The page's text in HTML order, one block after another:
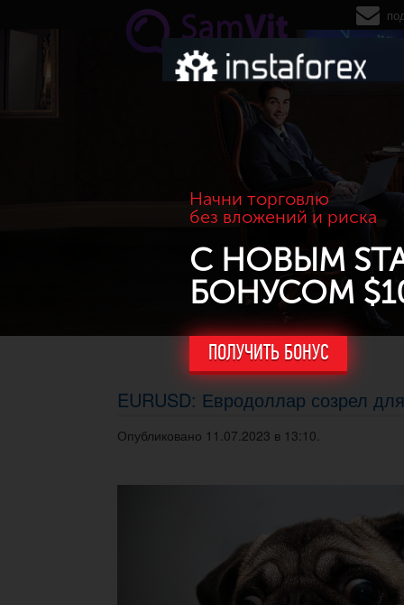
Перейти к основному содержанию
Начни торговлю
без вложений и риска
С НОВЫМ
БОНУСОМ
ПОЛУЧИТЬ БОНУС
EURUSD: Евродоллар созрел
Опубликовано 11.07.2023 в 13:10.